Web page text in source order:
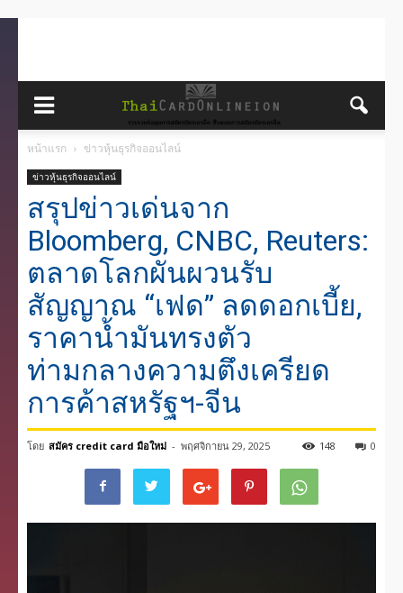
หน้าแรก ข่าวหุ้นธุรกิจออนไลน์
ข่าวหุ้นธุรกิจออนไลน์
สรุปข่าวเด่นจาก
Bloomberg, CNBC, Reuters:
ตลาดโลกผันผวนรับ
สัญญาณ “เฟด” ลดดอกเบี้ย,
ราคาน้ำมันทรงตัว
ท่ามกลางความตึงเครียด
การค้าสหรัฐฯ-จีน
โดย สมัคร credit card มือใหม่ - พฤศจิกายน 29, 2025 0
148